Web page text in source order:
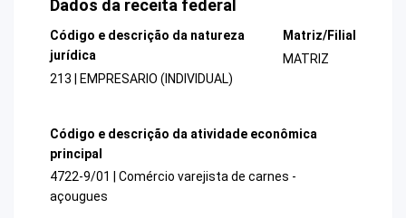
Dados da receita federal
Código e descrição da natureza
jurídica
213 | EMPRESARIO (INDIVIDUAL)
Matriz/Filial
MATRIZ
Código e descrição da atividade econômica
principal
4722-9/01 | Comércio varejista de carnes -
açougues